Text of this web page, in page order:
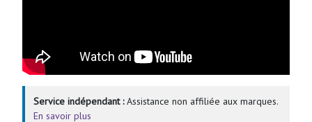
Service indépendant :Assistance non affiliée aux marques.
En savoir plus